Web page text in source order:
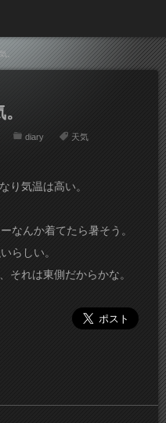
。
diary 天気
り気温は高い。
なんか着てたら暑そう。
らしい。
それは東側だからかな。